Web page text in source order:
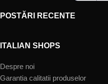
POSTĂRI RECENTE
ITALIAN SHOPS
Despre noi
Garantia calitatii produselor